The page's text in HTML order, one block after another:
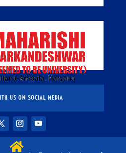
US ON SOCIAL MEDIA
